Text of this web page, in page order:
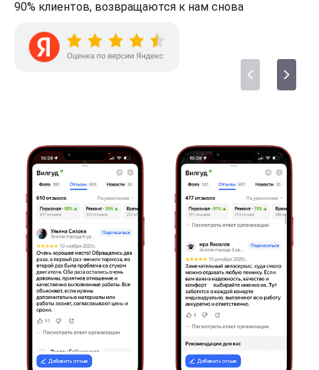
90% клиентов, возвращаются к нам снова